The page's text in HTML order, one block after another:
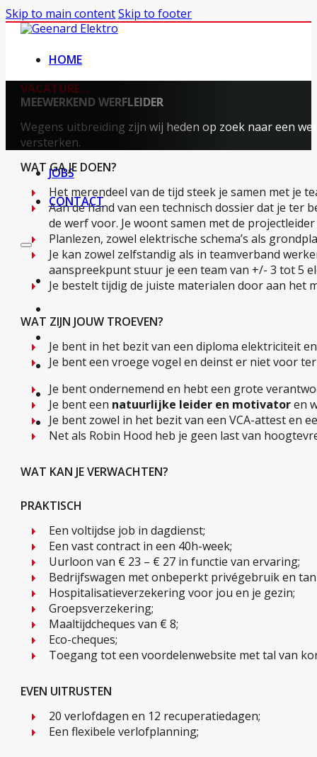
Skip to main contentSkip to footer
HOME
OVER ONS
REALISATIES
JOBS
CONTACT
VACATURE...
MEEWERKEND WERFLEIDER
Wegens uitbreiding zijn wij heden op zoek naar een
versterken.
WAT GA JE DOEN?
Het merendeel van de tijd steek je samen met je
Aan de hand van een technisch dossier dat je ter
de werf voor. Je woont samen met de
Planlezen, zowel elektrische schema’s als
Je kan zowel zelfstandig als in teamverband
aanspreekpunt stuur je een team van +/- 3 tot 5
Je bestelt tijdig de juiste materialen door aan het
WAT ZIJN JOUW TROEVEN?
Je bent in het bezit van een diploma elektriciteit
Je bent een vroege vogel en deinst er niet voor
Je bent ondernemend en hebt een grote
Je bent een natuurlijke leider en motivatoren
Je bent zowel in het bezit van een VCA-attest en
Net als Robin Hood heb je geen last van
WAT KAN JE VERWACHTEN?
PRAKTISCH
Een voltijdse job in dagdienst;
Een vast contract in een 40h-week;
Uurloon van € 23 – € 27 in functie van ervaring;
Bedrijfswagen met onbeperkt privégebruik en
Hospitalisatieverzekering voor jou en je gezin;
Groepsverzekering;
Maaltijdcheques van € 8;
Eco-cheques;
Toegang tot een voordelenwebsite met tal van
EVEN UITRUSTEN
20 verlofdagen en 12 recuperatiedagen;
Een flexibele verlofplanning;